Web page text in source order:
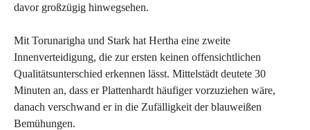
davor großzügig hinwegsehen.
Mit Torunarigha und Stark hat Hertha eine zweite
Innenverteidigung, die zur ersten keinen offensichtlichen
Qualitätsunterschied erkennen lässt. Mittelstädt deutete 30
Minuten an, dass er Plattenhardt häufiger vorzuziehen wäre,
danach verschwand er in die Zufälligkeit der blauweißen
Bemühungen.